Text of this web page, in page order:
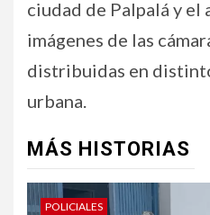
ciudad de Palpalá y el
imágenes de las
distribuidas en
urbana.
MÁS HISTORIAS
POLICIALES